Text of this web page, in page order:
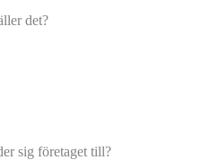
det?
sig företaget till?